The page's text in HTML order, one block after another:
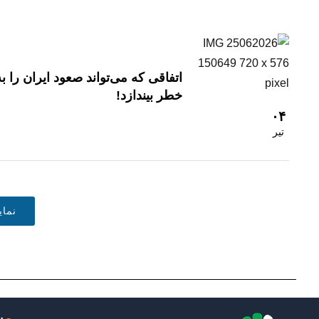
۰۴
تیر
اتفاقی که می‌تواند صعود ایران را
خطر بیندازد!